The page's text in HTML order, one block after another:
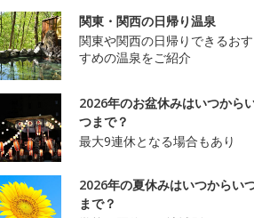
関東・関西の日帰り温泉
関東や関西の日帰りできるおす
すめの温泉をご紹介
2026年のお盆休みはいつから
つまで？
最大9連休となる場合もあり
2026年の夏休みはいつからい
まで？